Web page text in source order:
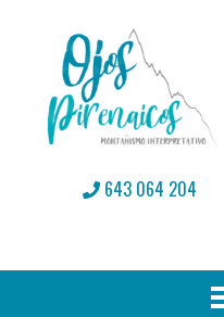
643 064 204